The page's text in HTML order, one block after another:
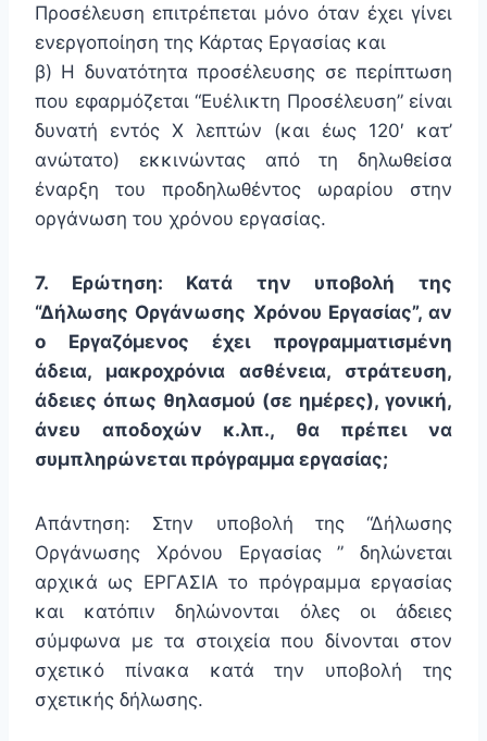
Προσέλευση επιτρέπεται μόνο όταν έχει γίνει
ενεργοποίηση της Κάρτας Εργασίας και
β) Η δυνατότητα προσέλευσης σε περίπτωση
που εφαρμόζεται “Ευέλικτη Προσέλευση” είναι
δυνατή εντός Χ λεπτών (και έως 120′ κατ’
ανώτατο) εκκινώντας από τη δηλωθείσα
έναρξη του προδηλωθέντος ωραρίου στην
οργάνωση του χρόνου εργασίας.
7. Ερώτηση: Κατά την υποβολή της
“Δήλωσης Οργάνωσης Χρόνου Εργασίας”, αν
ο Εργαζόμενος έχει προγραμματισμένη
άδεια, μακροχρόνια ασθένεια, στράτευση,
άδειες όπως θηλασμού (σε ημέρες), γονική,
άνευ αποδοχών κ.λπ., θα πρέπει να
συμπληρώνεται πρόγραμμα εργασίας;
Απάντηση: Στην υποβολή της “Δήλωσης
Οργάνωσης Χρόνου Εργασίας ” δηλώνεται
αρχικά ως ΕΡΓΑΣΙΑ το πρόγραμμα εργασίας
και κατόπιν δηλώνονται όλες οι άδειες
σύμφωνα με τα στοιχεία που δίνονται στον
σχετικό πίνακα κατά την υποβολή της
σχετικής δήλωσης.